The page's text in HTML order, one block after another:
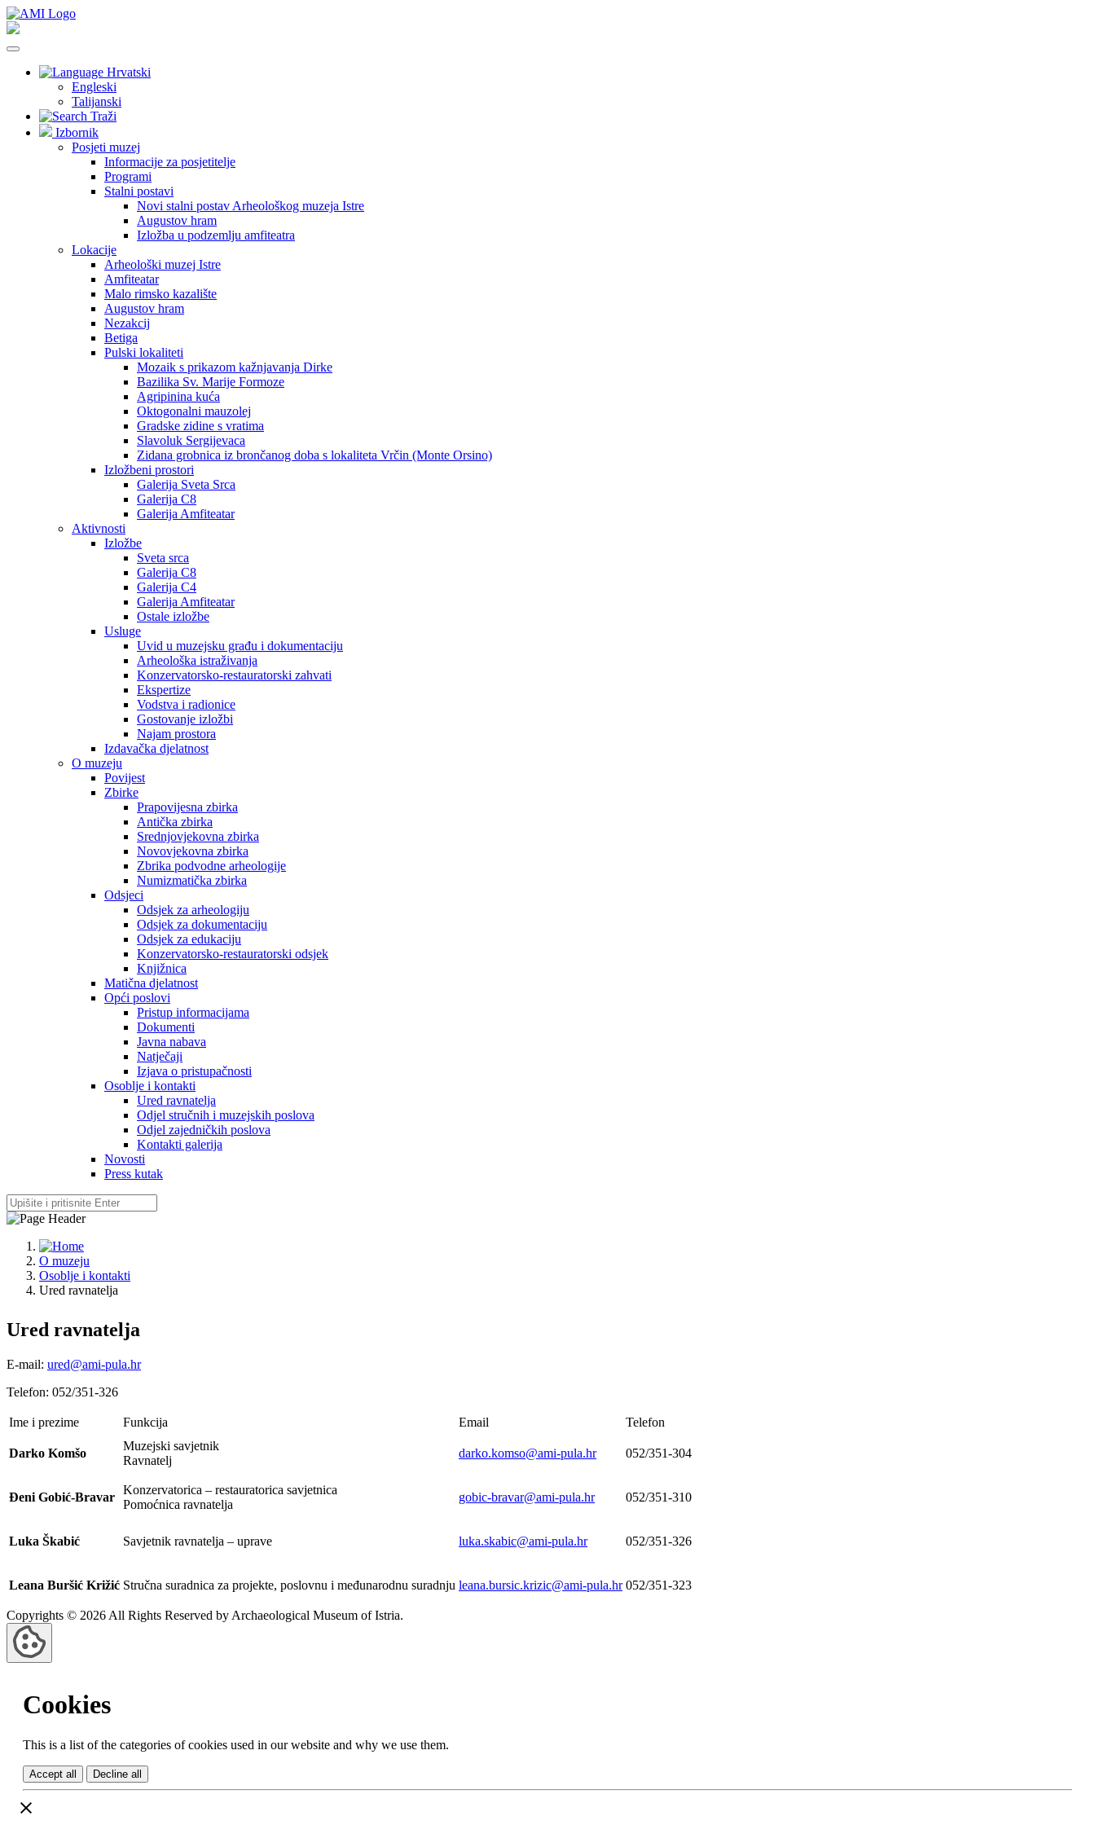
Hrvatski
Engleski
Talijanski
Traži
Izbornik
Posjeti muzej
Informacije za posjetitelje
Programi
Stalni postavi
Novi stalni postav Arheološkog muzeja Istre
Augustov hram
Izložba u podzemlju amfiteatra
Lokacije
Arheološki muzej Istre
Amfiteatar
Malo rimsko kazalište
Augustov hram
Nezakcij
Betiga
Pulski lokaliteti
Mozaik s prikazom kažnjavanja Dirke
Bazilika Sv. Marije Formoze
Agripinina kuća
Oktogonalni mauzolej
Gradske zidine s vratima
Slavoluk Sergijevaca
Zidana grobnica iz brončanog doba s lokaliteta Vrčin (Monte Orsino)
Izložbeni prostori
Galerija Sveta Srca
Galerija C8
Galerija Amfiteatar
Aktivnosti
Izložbe
Sveta srca
Galerija C8
Galerija C4
Galerija Amfiteatar
Ostale izložbe
Usluge
Uvid u muzejsku građu i dokumentaciju
Arheološka istraživanja
Konzervatorsko-restauratorski zahvati
Ekspertize
Vodstva i radionice
Gostovanje izložbi
Najam prostora
Izdavačka djelatnost
O muzeju
Povijest
Zbirke
Prapovijesna zbirka
Antička zbirka
Srednjovjekovna zbirka
Novovjekovna zbirka
Zbrika podvodne arheologije
Numizmatička zbirka
Odsjeci
Odsjek za arheologiju
Odsjek za dokumentaciju
Odsjek za edukaciju
Konzervatorsko-restauratorski odsjek
Knjižnica
Matična djelatnost
Opći poslovi
Pristup informacijama
Dokumenti
Javna nabava
Natječaji
Izjava o pristupačnosti
Osoblje i kontakti
Ured ravnatelja
Odjel stručnih i muzejskih poslova
Odjel zajedničkih poslova
Kontakti galerija
Novosti
Press kutak
O muzeju
Osoblje i kontakti
Ured ravnatelja
Ured ravnatelja
E-mail: ured@ami-pula.hr
Telefon: 052/351-326
Ime i prezime Funkcija Email Telefon
Darko Komšo
Muzejski savjetnik
Ravnatelj
darko.komso@ami-pula.hr 052/351-304
Đeni Gobić-Bravar
Konzervatorica – restauratorica savjetnica
Pomoćnica ravnatelja
gobic-bravar@ami-pula.hr 052/351-310
Luka Škabić Savjetnik ravnatelja – uprave luka.skabic@ami-pula.hr 052/351-326
Leana Buršić Križić Stručna suradnica za projekte, poslovnu i međunarodnu suradnju leana.bursic.krizic@ami-pula.hr 052/351-323
Copyrights © 2026 All Rights Reserved by Archaeological Museum of Istria.